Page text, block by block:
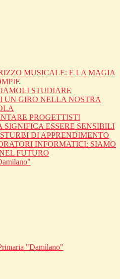
MUSICALE: E LA MAGIA
STUDIARE
UN GIRO NELLA NOSTRA
PROGETTISTI
SIGNIFICA ESSERE SENSIBILI
DI APPRENDIMENTO
INFORMATICI: SIAMO
FUTURO
"Damilano"